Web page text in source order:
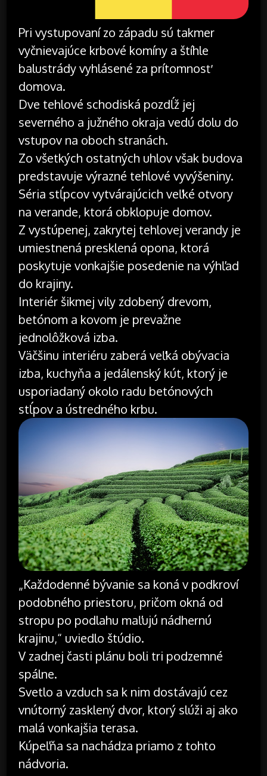
Pri vystupovaní zo západu sú takmer
vyčnievajúce krbové komíny a štíhle
balustrády vyhlásené za prítomnosť
domova.
Dve tehlové schodiská pozdĺž jej
severného a južného okraja vedú dolu do
vstupov na oboch stranách.
Zo všetkých ostatných uhlov však budova
predstavuje výrazné tehlové vyvýšeniny.
Séria stĺpcov vytvárajúcich veľké otvory
na verande, ktorá obklopuje domov.
Z vystúpenej, zakrytej tehlovej verandy je
umiestnená presklená opona, ktorá
poskytuje vonkajšie posedenie na výhľad
do krajiny.
Interiér šikmej vily zdobený drevom,
betónom a kovom je prevažne
jednolôžková izba.
Väčšinu interiéru zaberá veľká obývacia
izba, kuchyňa a jedálenský kút, ktorý je
usporiadaný okolo radu betónových
stĺpov a ústredného krbu.
„Každodenné bývanie sa koná v podkroví
podobného priestoru, pričom okná od
stropu po podlahu maľujú nádhernú
krajinu,“ uviedlo štúdio.
V zadnej časti plánu boli tri podzemné
spálne.
Svetlo a vzduch sa k nim dostávajú cez
vnútorný zasklený dvor, ktorý slúži aj ako
malá vonkajšia terasa.
Kúpeľňa sa nachádza priamo z tohto
nádvoria.